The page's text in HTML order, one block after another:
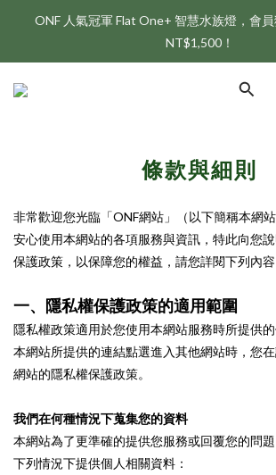
新會員享首購折 $100 優惠，立即點
ONF 人氣冠軍 Flat One+ 智慧水族燈，會
NT$1,500！
新會員享首購折 $100 優惠，立即點
條款與細則
非常歡迎您光臨「ONF網站」（以下簡稱本網
安心使用本網站的各項服務與資訊，特此向您
保護政策，以保障您的權益，請您詳閱下列內容
一、隱私權保護政策的適用範圍
隱私權政策適用於您使用本網站服務時所提供
本網站所提供的連結點選進入其他網站時，您
網站的隱私權保護政策。
我們在何種情況下蒐集您的資料
本網站為了更準確的提供您服務或回覆您的問
下列情況下提供個人相關資料：